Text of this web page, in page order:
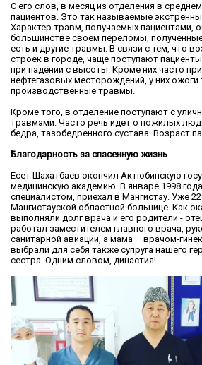
С его слов, в месяц из отделения в
пациентов. Это так называемые
Характер травм, получаемых пациентами,
большинстве своем переломы,
есть и другие травмы. В связи с тем, что
строек в городе, чаще поступают
при падении с высоты. Кроме них часто
нефтегазовых месторождений, у них ожоги
производственные травмы.
Кроме того, в отделение поступают с
травмами. Часто речь идет о пожилых
бедра, тазобедренного сустава. Возраст
Благодарность за спасенную жизнь
Есет Шахатбаев окончил Актюбинскую
медицинскую академию. В январе 1998
специалистом, приехал в Мангистау. Уже
Мангистауской областной больнице. Как
выполняли долг врача и его родители -
работал заместителем главного врача,
санитарной авиации, а мама – врачом-
выбрали для себя также супруга нашего
сестра. Одним словом, династия!